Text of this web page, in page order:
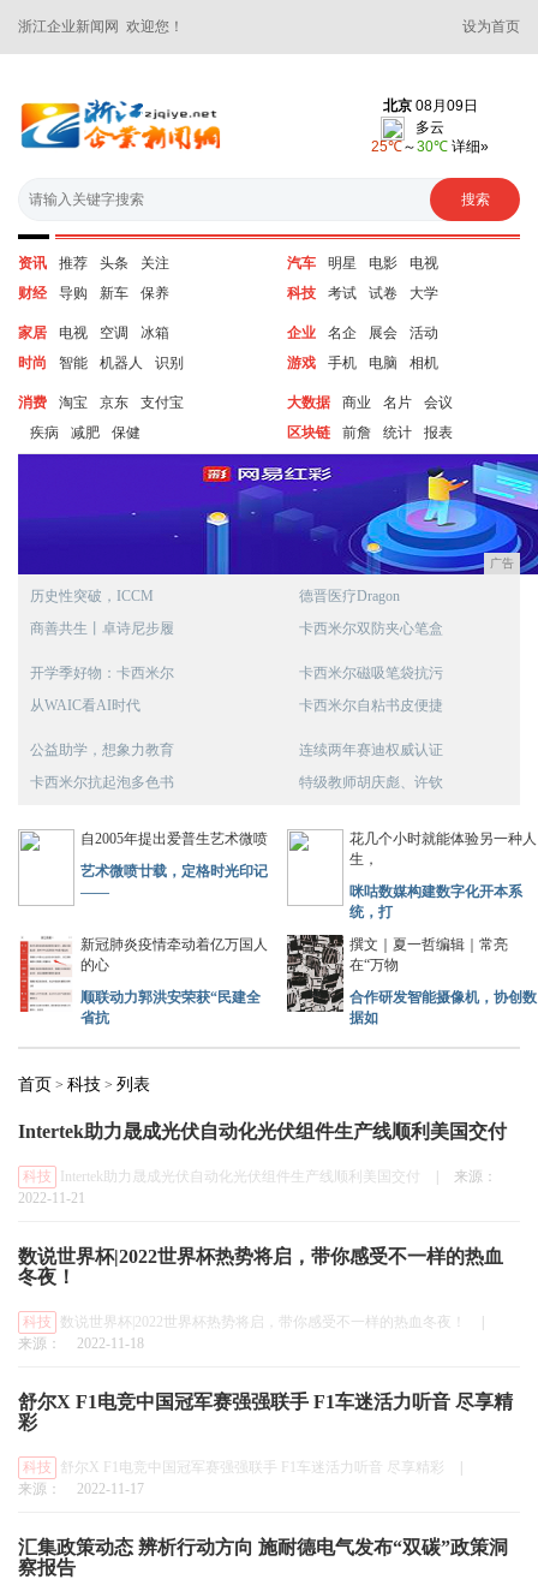
浙江企业新闻网 欢迎您！ 设为首页
资讯 推荐 头条
关注
财经
导购 新车 保养
汽车 明星 电影
电视
科技
考试 试卷 大学
家居 电视 空调
冰箱
时尚
智能 机器人 识别
企业 名企 展会
活动
游戏
手机 电脑 相机
消费 淘宝 京东
支付宝
疾病
减肥 保健
大数据 商业 名片
会议
区块链
前詹 统计 报表
广告
历史性突破，ICCM
商善共生丨卓诗尼步履
德晋医疗Dragon
卡西米尔双防夹心笔盒
开学季好物：卡西米尔
从WAIC看AI时代
卡西米尔磁吸笔袋抗污
卡西米尔自粘书皮便捷
公益助学，想象力教育
卡西米尔抗起泡多色书
连续两年赛迪权威认证
特级教师胡庆彪、许钦
自2005年提出爱普生艺术微喷
艺术微喷廿载，定格时光印记
——
花几个小时就能体验另一种人
生，
咪咕数媒构建数字化开本系
统，打
新冠肺炎疫情牵动着亿万国人
的心
顺联动力郭洪安荣获“民建全
省抗
撰文｜夏一哲编辑｜常亮
在“万物
合作研发智能摄像机，协创数
据如
首页 > 科技 > 列表
Intertek助力晟成光伏自动化光伏组件生产线顺利美国交付
科技 Intertek助力晟成光伏自动化光伏组件生产线顺利美国交付
来源：
2022-11-21
数说世界杯|2022世界杯热势将启，带你感受不一样的热血
冬夜！
科技 数说世界杯|2022世界杯热势将启，带你感受不一样的热血冬夜！
来源：
2022-11-18
舒尔X F1电竞中国冠军赛强强联手 F1车迷活力听音 尽享精
彩
科技 舒尔X F1电竞中国冠军赛强强联手 F1车迷活力听音 尽享精彩
来源：
2022-11-17
汇集政策动态 辨析行动方向 施耐德电气发布“双碳”政策洞
察报告